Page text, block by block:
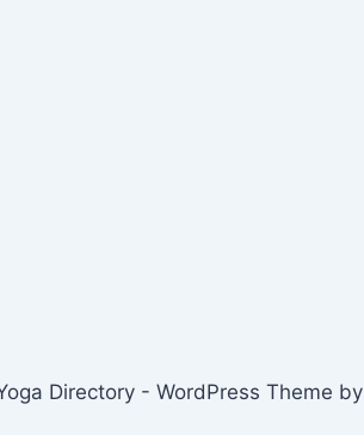
Directory - WordPress Theme by